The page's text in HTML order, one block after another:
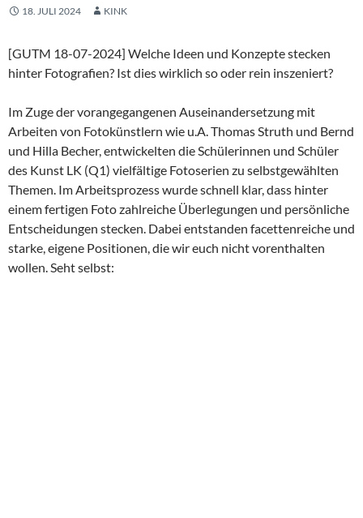
18. JULI 2024 KINK
[GUTM 18-07-2024] Welche Ideen und Konzepte stecken
hinter Fotografien? Ist dies wirklich so oder rein inszeniert?
Im Zuge der vorangegangenen Auseinandersetzung mit
Arbeiten von Fotokünstlern wie u.A. Thomas Struth und Bernd
und Hilla Becher, entwickelten die Schülerinnen und Schüler
des Kunst LK (Q1) vielfältige Fotoserien zu selbstgewählten
Themen. Im Arbeitsprozess wurde schnell klar, dass hinter
einem fertigen Foto zahlreiche Überlegungen und persönliche
Entscheidungen stecken. Dabei entstanden facettenreiche und
starke, eigene Positionen, die wir euch nicht vorenthalten
wollen. Seht selbst: